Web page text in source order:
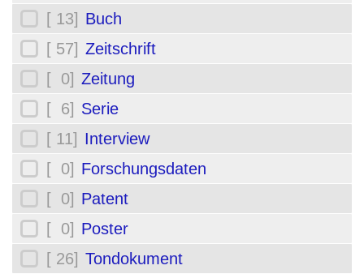
[ 13] Buch
[ 57] Zeitschrift
[ 0] Zeitung
[ 6] Serie
[ 11] Interview
[ 0] Forschungsdaten
[ 0] Patent
[ 0] Poster
[ 26] Tondokument